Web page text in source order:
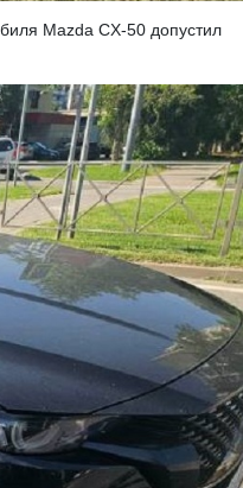
Mazda CX-50 допустил